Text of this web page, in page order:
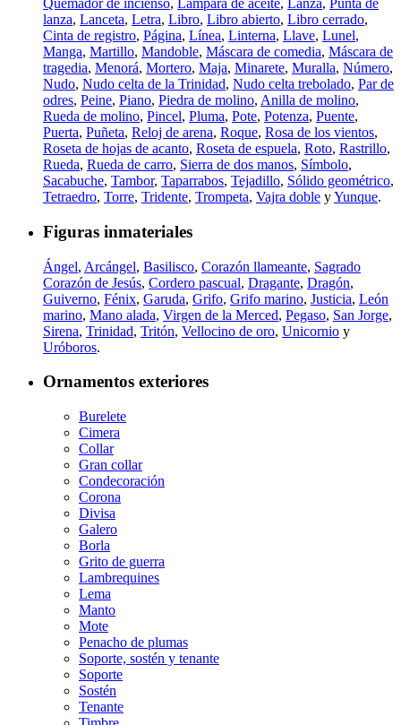
Quemador de incienso, Lámpara de aceite, Lanza, Punta de
lanza, Lanceta, Letra, Libro, Libro abierto, Libro cerrado,
Cinta de registro, Página, Línea, Linterna, Llave, Lunel,
Manga, Martillo, Mandoble, Máscara de comedia, Máscara de
tragedia, Menorá, Mortero, Maja, Minarete, Muralla, Número,
Nudo, Nudo celta de la Trinidad, Nudo celta trebolado, Par de
odres, Peine, Piano, Piedra de molino, Anilla de molino,
Rueda de molino, Pincel, Pluma, Pote, Potenza, Puente,
Puerta, Puñeta, Reloj de arena, Roque, Rosa de los vientos,
Roseta de hojas de acanto, Roseta de espuela, Roto, Rastrillo,
Rueda, Rueda de carro, Sierra de dos manos, Símbolo,
Sacabuche, Tambor, Taparrabos, Tejadillo, Sólido geométrico,
Tetraedro, Torre, Tridente, Trompeta, Vajra doble yYunque.
Figuras inmateriales
Ángel, Arcángel, Basilisco, Corazón llameante, Sagrado
Corazón de Jesús, Cordero pascual, Dragante, Dragón,
Guiverno, Fénix, Garuda, Grifo, Grifo marino, Justicia, León
marino, Mano alada, Virgen de la Merced, Pegaso, San Jorge,
Sirena, Trinidad, Tritón, Vellocino de oro, Unicornio y
Uróboros.
Ornamentos exteriores
Burelete
Cimera
Collar
Gran collar
Condecoración
Corona
Divisa
Galero
Borla
Grito de guerra
Lambrequines
Lema
Manto
Mote
Penacho de plumas
Soporte, sostén y tenante
Soporte
Sostén
Tenante